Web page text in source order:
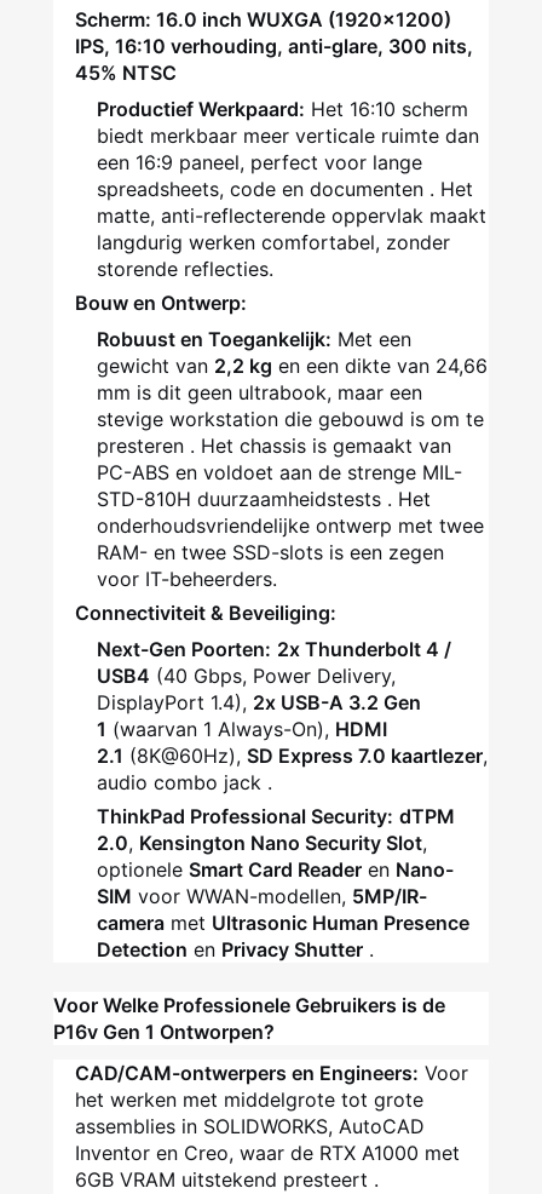
Scherm: 16.0 inch WUXGA (1920x1200)
IPS, 16:10 verhouding, anti-glare, 300 nits,
45% NTSC
Productief Werkpaard: Het 16:10 scherm
biedt merkbaar meer verticale ruimte dan
een 16:9 paneel, perfect voor lange
spreadsheets, code en documenten . Het
matte, anti-reflecterende oppervlak maakt
langdurig werken comfortabel, zonder
storende reflecties.
Bouw en Ontwerp:
Robuust en Toegankelijk: Met een
gewicht van 2,2 kg en een dikte van 24,66
mm is dit geen ultrabook, maar een
stevige workstation die gebouwd is om te
presteren . Het chassis is gemaakt van
PC-ABS en voldoet aan de strenge MIL-
STD-810H duurzaamheidstests . Het
onderhoudsvriendelijke ontwerp met twee
RAM- en twee SSD-slots is een zegen
voor IT-beheerders.
Connectiviteit & Beveiliging:
Next-Gen Poorten: 2x Thunderbolt 4 /
USB4 (40 Gbps, Power Delivery,
DisplayPort 1.4), 2x USB-A 3.2 Gen
1 (waarvan 1 Always-On), HDMI
2.1 (8K@60Hz), SD Express 7.0 kaartlezer,
audio combo jack .
ThinkPad Professional Security: dTPM
2.0, Kensington Nano Security Slot,
optionele Smart Card Reader en Nano-
SIM voor WWAN-modellen, 5MP/IR-
camera met Ultrasonic Human Presence
Detection en Privacy Shutter .
Voor Welke Professionele Gebruikers is de
P16v Gen 1 Ontworpen?
CAD/CAM-ontwerpers en Engineers: Voor
het werken met middelgrote tot grote
assemblies in SOLIDWORKS, AutoCAD
Inventor en Creo, waar de RTX A1000 met
6GB VRAM uitstekend presteert .